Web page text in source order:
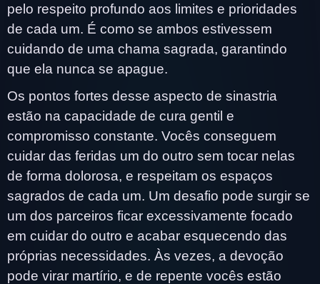
pelo respeito profundo aos limites e prioridades
de cada um. É como se ambos estivessem
cuidando de uma chama sagrada, garantindo
que ela nunca se apague.
Os pontos fortes desse aspecto de sinastria
estão na capacidade de cura gentil e
compromisso constante. Vocês conseguem
cuidar das feridas um do outro sem tocar nelas
de forma dolorosa, e respeitam os espaços
sagrados de cada um. Um desafio pode surgir se
um dos parceiros ficar excessivamente focado
em cuidar do outro e acabar esquecendo das
próprias necessidades. Às vezes, a devoção
pode virar martírio, e de repente vocês estão